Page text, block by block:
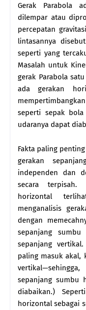
Gerak Parabola
dilempar atau
percepatan
lintasannya
seperti yang
Masalah untuk
gerak Parabola
ada gerakan
seperti sepak
udaranya dapat
Fakta paling
gerakan
independen dan
secara terpisah.
horizontal
menganalisis
dengan
sepanjang
sepanjang
paling masuk akal,
sepanjang sumbu
diabaikan.)
horizontal sebagai